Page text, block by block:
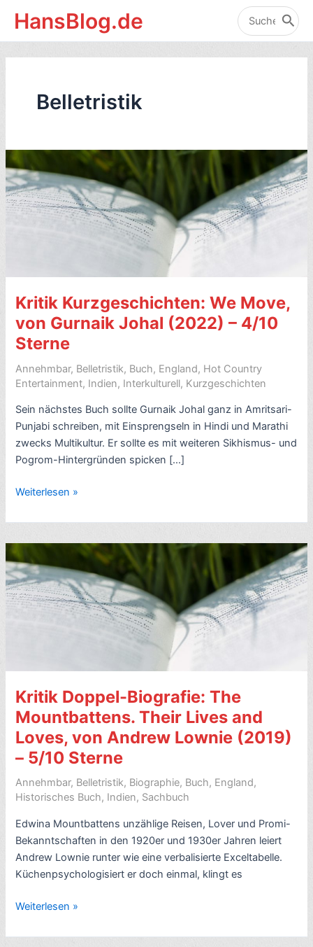
Inhalt
springen
HansBlog.de
Search
for:
Belletristik
Kritik Kurzgeschichten: We Move,
von Gurnaik Johal (2022) – 4/10
Sterne
Annehmbar, Belletristik, Buch, England, Hot Country
Entertainment, Indien, Interkulturell, Kurzgeschichten
Sein nächstes Buch sollte Gurnaik Johal ganz in Amritsari-
Punjabi schreiben, mit Einsprengseln in Hindi und Marathi
zwecks Multikultur. Er sollte es mit weiteren Sikhismus- und
Pogrom-Hintergründen spicken […]
Kritik
We
Move,
von
Gurnaik
Johal
(2022)
Weiterlesen »
Kritik Doppel-Biografie: The
Mountbattens. Their Lives and
Loves, von Andrew Lownie (2019)
– 5/10 Sterne
Annehmbar, Belletristik, Biographie, Buch, England,
Historisches Buch, Indien, Sachbuch
Edwina Mountbattens unzählige Reisen, Lover und Promi-
Bekanntschaften in den 1920er und 1930er Jahren leiert
Andrew Lownie runter wie eine verbalisierte Exceltabelle.
Küchenpsychologisiert er doch einmal, klingt es
Kritik
Biografie:
Weiterlesen »